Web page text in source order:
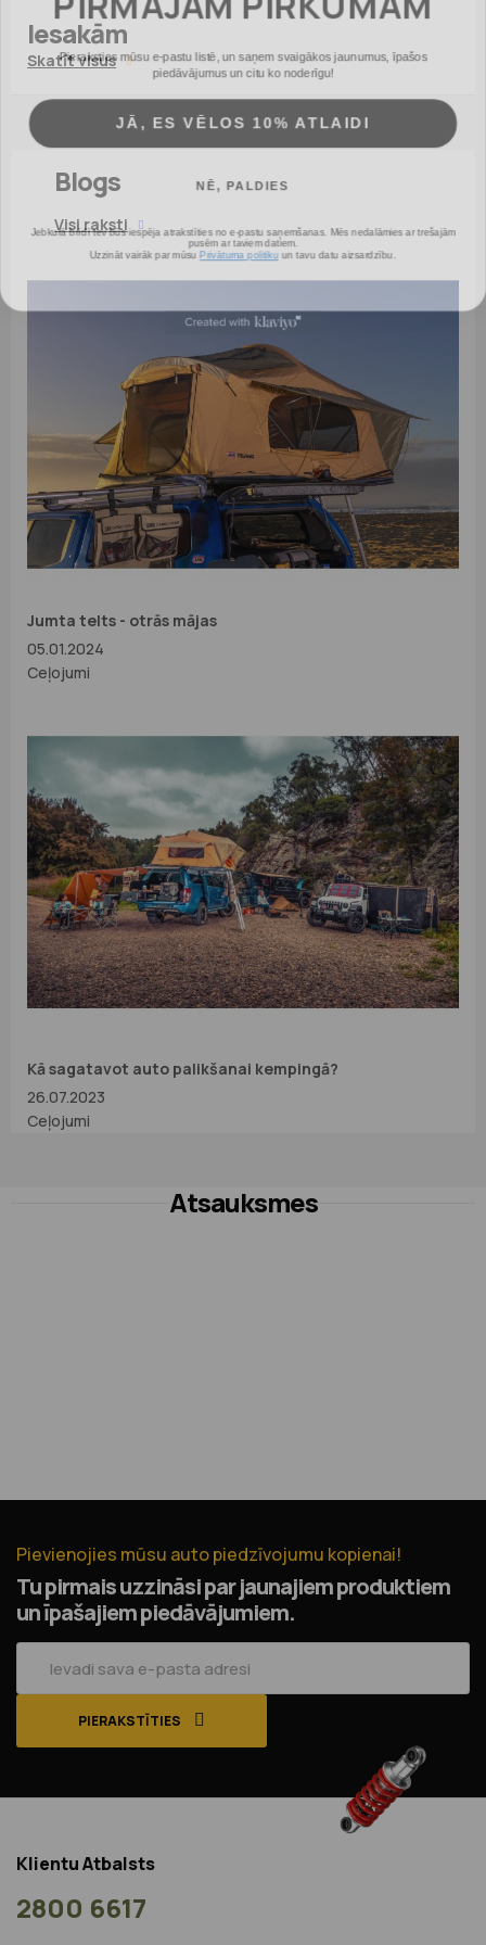
Iesakām
Skatīt visus
Blogs
Visi raksti
Jumta telts - otrās mājas
05.01.2024
Ceļojumi
Kā sagatavot auto palikšanai kempingā?
26.07.2023
Ceļojumi
Atsauksmes
Pievienojies mūsu auto piedzīvojumu kopienai!
Tu pirmais uzzināsi par jaunajiem produktiem
un īpašajiem piedāvājumiem.
PIERAKSTĪTIES
Klientu Atbalsts
2800 6617
Pieraksties mūsu e-pastu listē, un saņem svaigākos jaunumus, īpašos
piedāvājumus un citu ko noderīgu!
pusēm ar taviem datiem.
Uzzināt vairāk par mūsuPrivātuma politikuun tavu datu aizsardzību.